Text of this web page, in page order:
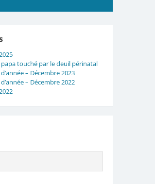
papa touché par le deuil périnatal
– Décembre 2023
– Décembre 2022